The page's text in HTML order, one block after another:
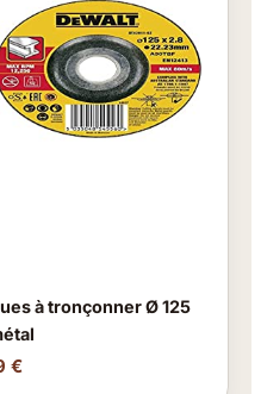
à tronçonner Ø 125
€